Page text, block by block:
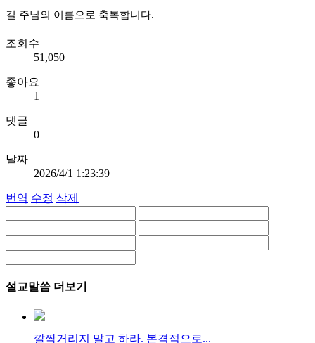
길 주님의 이름으로 축복합니다.
조회수
51,050
좋아요
1
댓글
0
날짜
2026/4/1 1:23:39
번역 수정 삭제
설교말씀 더보기
깔짝거리지 말고 하라. 본격적으로...